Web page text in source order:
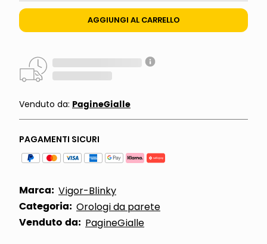
AGGIUNGI AL CARRELLO
Venduto da: PagineGialle
PAGAMENTI SICURI
Marca: Vigor-Blinky
Categoria: Orologi da parete
Venduto da: PagineGialle